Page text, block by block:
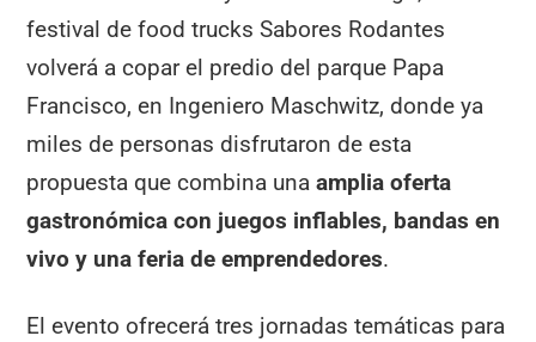
festival de food trucks Sabores Rodantes
volverá a copar el predio del parque Papa
Francisco, en Ingeniero Maschwitz, donde ya
miles de personas disfrutaron de esta
propuesta que combina unaamplia oferta
gastronómica con juegos inflables, bandas en
vivo y una feria de emprendedores.
El evento ofrecerá tres jornadas temáticas para